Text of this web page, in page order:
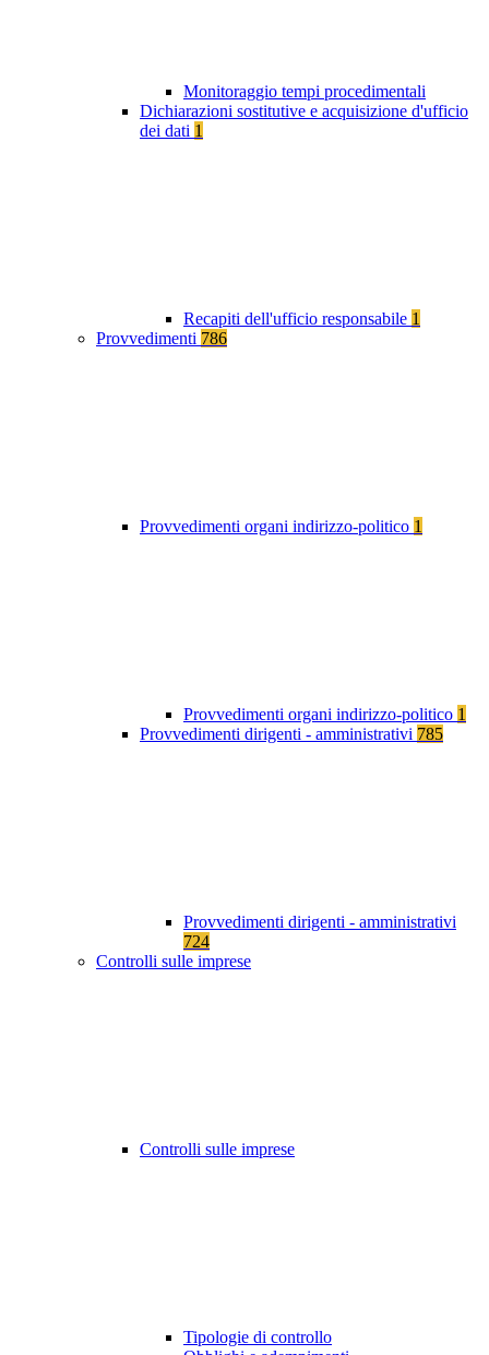
Monitoraggio tempi procedimentali
Dichiarazioni sostitutive e acquisizione d'ufficio
dei dati 1
Recapiti dell'ufficio responsabile 1
Provvedimenti 786
Provvedimenti organi indirizzo-politico 1
Provvedimenti organi indirizzo-politico 1
Provvedimenti dirigenti - amministrativi 785
Provvedimenti dirigenti - amministrativi
724
Controlli sulle imprese
Controlli sulle imprese
Tipologie di controllo